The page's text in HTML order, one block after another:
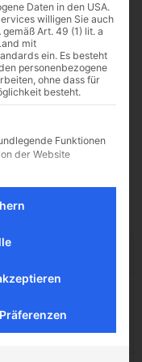
23. Mai 2025
Daten in den USA.
willigen Sie auch
Art. 49 (1) lit. a
mit
ein. Es besteht
personenbezogene
ohne dass für
besteht.
für die eine
Funktionen
der Website
Media-Plattformen
mehr.